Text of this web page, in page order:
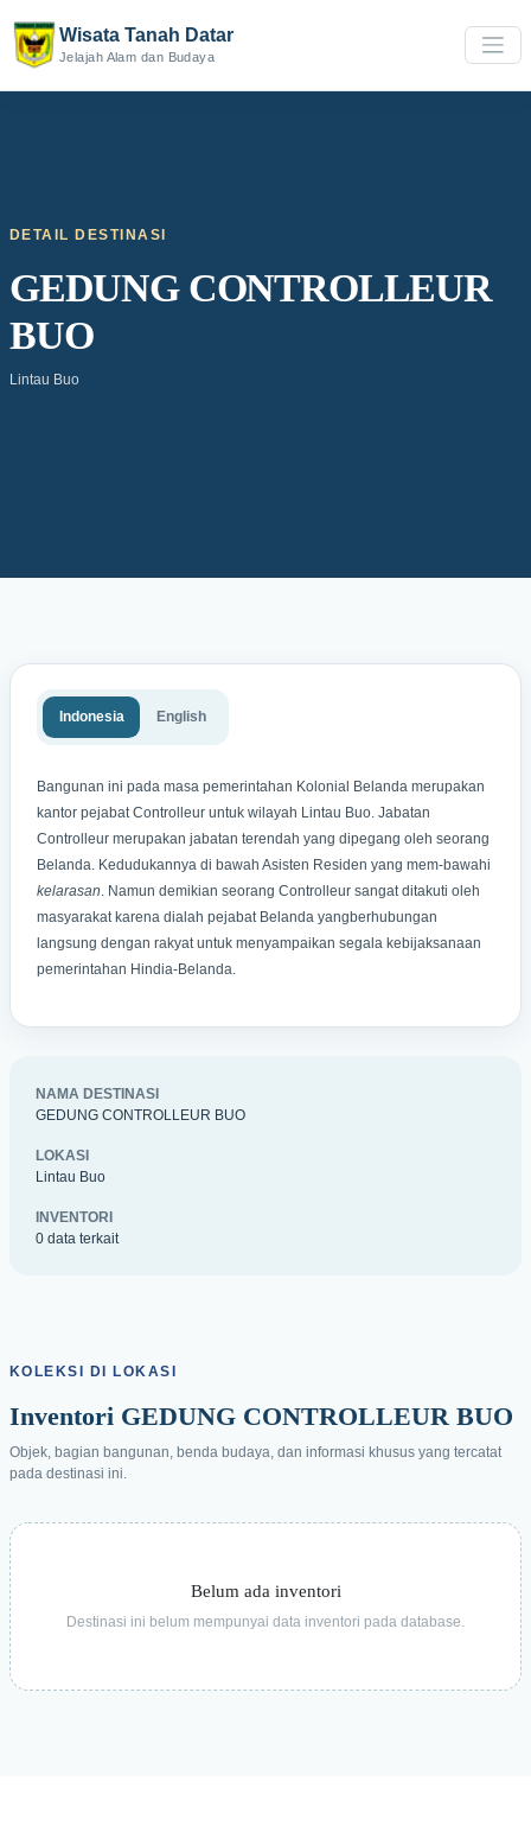
Wisata Tanah Datar
Jelajah Alam dan Budaya
DETAIL DESTINASI
GEDUNG CONTROLLEUR
BUO
Lintau Buo
Indonesia English
Bangunan ini pada masa pemerintahan Kolonial Belanda merupakan
kantor pejabat Controlleur untuk wilayah Lintau Buo. Jabatan
Controlleur merupakan jabatan terendah yang dipegang oleh seorang
Belanda. Kedudukannya di bawah Asisten Residen yang mem-bawahi
kelarasan. Namun demikian seorang Controlleur sangat ditakuti oleh
masyarakat karena dialah pejabat Belanda yangberhubungan
langsung dengan rakyat untuk menyampaikan segala kebijaksanaan
pemerintahan Hindia-Belanda.
NAMA DESTINASI
GEDUNG CONTROLLEUR BUO
LOKASI
Lintau Buo
INVENTORI
0 data terkait
KOLEKSI DI LOKASI
Inventori GEDUNG CONTROLLEUR BUO
Objek, bagian bangunan, benda budaya, dan informasi khusus yang tercatat
pada destinasi ini.
Belum ada inventori
Destinasi ini belum mempunyai data inventori pada database.